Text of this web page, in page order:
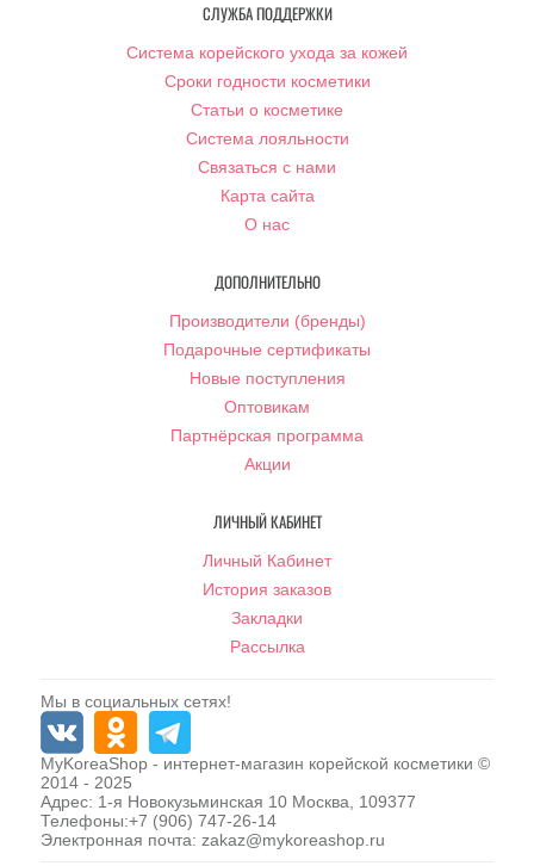
СЛУЖБА ПОДДЕРЖКИ
Система корейского ухода за кожей
Сроки годности косметики
Статьи о косметике
Система лояльности
Связаться с нами
Карта сайта
О нас
ДОПОЛНИТЕЛЬНО
Производители (бренды)
Подарочные сертификаты
Новые поступления
Оптовикам
Партнёрская программа
Акции
ЛИЧНЫЙ КАБИНЕТ
Личный Кабинет
История заказов
Закладки
Рассылка
Мы в социальных сетях!
MyKoreaShop - интернет-магазин корейской косметики ©
2014 - 2025
Адрес: 1-я Новокузьминская 10 Москва
109377
Телефоны:+7 (906) 747-26-14
Электронная почта: zakaz@mykoreashop.ru